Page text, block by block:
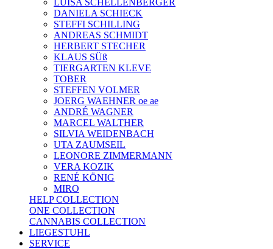
LUISA SCHELLENBERGER
DANIELA SCHIECK
STEFFI SCHILLING
ANDREAS SCHMIDT
HERBERT STECHER
KLAUS SÜß
TIERGARTEN KLEVE
TOBER
STEFFEN VOLMER
JOERG WAEHNER oe ae
ANDRÉ WAGNER
MARCEL WALTHER
SILVIA WEIDENBACH
UTA ZAUMSEIL
LEONORE ZIMMERMANN
VERA KOZIK
RENÉ KÖNIG
MIRO
HELP COLLECTION
ONE COLLECTION
CANNABIS COLLECTION
LIEGESTUHL
SERVICE